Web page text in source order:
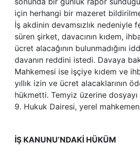
için herhangi bir mazeret
İş akdinin devamsızlık nedeniyle
süren şirket, davacının kıdem,
ücret alacağının bulunmadığını
davanın reddini istedi. Davaya
Mahkemesi ise işçiye kıdem ve
yıllık izin ve ücret alacaklarının
hükmetti. Temyiz üzerine dosyayı
9. Hukuk Dairesi, yerel
İŞ KANUNU’NDAKİ HÜKÜM